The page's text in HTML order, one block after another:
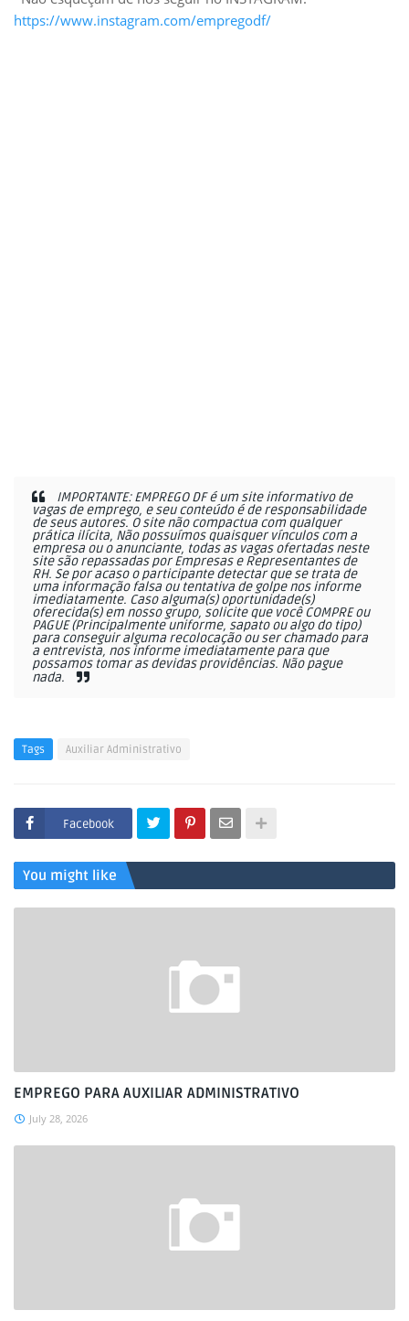
https://www.instagram.com/empregodf/
IMPORTANTE: EMPREGO DF é um site informativo de
vagas de emprego, e seu conteúdo é de responsabilidade
de seus autores. O site não compactua com qualquer
prática ilícita, Não possuímos quaisquer vínculos com a
empresa ou o anunciante, todas as vagas ofertadas neste
site são repassadas por Empresas e Representantes de
RH. Se por acaso o participante detectar que se trata de
uma informação falsa ou tentativa de golpe nos informe
imediatamente. Caso alguma(s) oportunidade(s)
oferecida(s) em nosso grupo, solicite que você COMPRE ou
PAGUE (Principalmente uniforme, sapato ou algo do tipo)
para conseguir alguma recolocação ou ser chamado para
a entrevista, nos informe imediatamente para que
possamos tomar as devidas providências. Não pague
nada.
Tags Auxiliar Administrativo
Facebook
You might like
EMPREGO PARA AUXILIAR ADMINISTRATIVO
July 28, 2026